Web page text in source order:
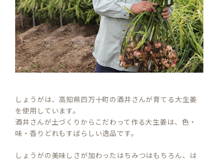
しょうがは、高知県四万十町の酒井さんが育てる大生姜
を使用しています。
酒井さんが土づくりからこだわって作る大生姜は、色・
味・香りどれもすばらしい逸品です。
しょうがの美味しさが加わったはちみつはもちろん、は